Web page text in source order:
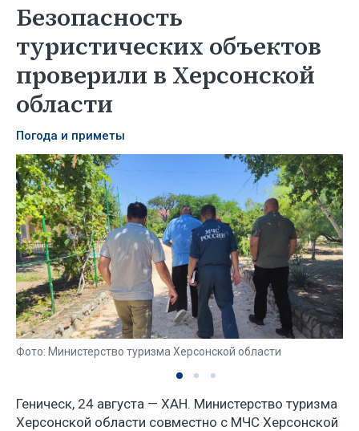
Безопасность
туристических объектов
проверили в Херсонской
области
Погода и приметы
Фото: Министерство туризма Херсонской области
Геническ, 24 августа — ХАН. Министерство туризма
Херсонской области совместно с МЧС Херсонской